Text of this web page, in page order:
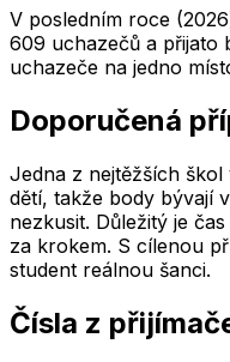
V posledním roce
609 uchazečů a přijato
uchazeče na jedno
Doporučená
Jedna z nejtěžších
dětí, takže body bývají
nezkusit. Důležitý je
za krokem. S cílenou
student reálnou šanci.
Čísla z